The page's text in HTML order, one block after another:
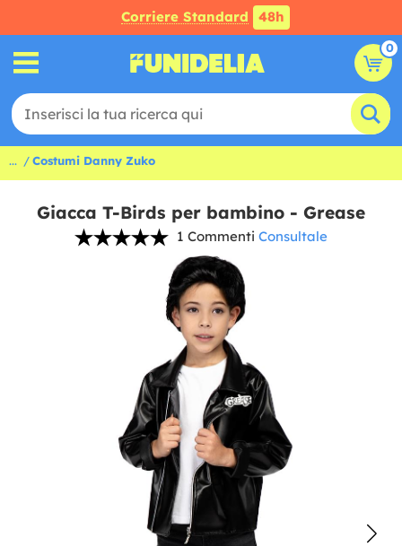
Corriere Standard 48h
0
... Costumi Danny Zuko
Giacca T-Birds per bambino - Grease
1 Commenti Consultale